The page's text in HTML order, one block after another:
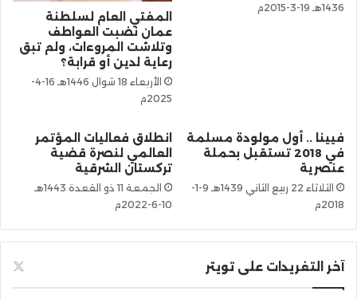
1436هـ 19-3-2015م
المفتي العام لسلطنة
عمان نضبت العواطف
وتلاشت المروءات، ولم تبق
رعاية لدين أو قرابة؟
الأربعاء 18 شوال 1446هـ 16-4-
2025م
فيينا .. أول مولودة مسلمة
في 2018 تستقبل بحملة
عنصرية
الثلاثاء 22 ربيع الثاني 1439هـ 9-1-
2018م
انطلاق فعاليات المؤتمر
العالمي لنصرة قضية
تركستان الشرقية
الجمعة 11 ذو القعدة 1443هـ
10-6-2022م
آخر التغريدات على تويتر